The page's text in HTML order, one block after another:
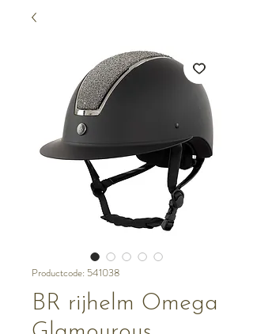
Productcode: 541038
BR rijhelm Omega